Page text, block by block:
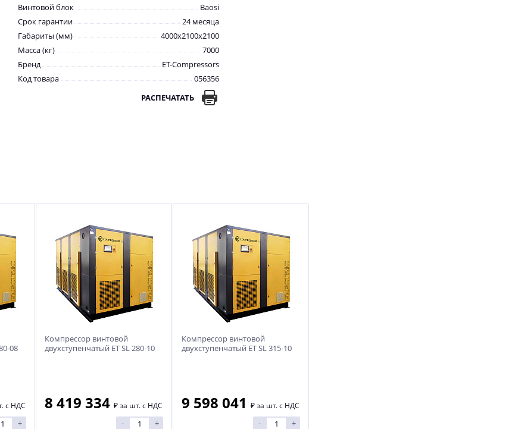
Винтовой блок
Baosi
Срок гарантии
24 месяца
Габариты (мм)
4000х2100х2100
Масса (кг)
7000
Бренд
ET-Compressors
Код товара
056356
РАСПЕЧАТАТЬ
Компрессор винтовой
двухступенчатый ET SL 315-10
9 598 041 ₽за шт. с НДС
- +
Компрессор винтовой
двухступенчатый ET SL 280-10
8 419 334 ₽за шт. с НДС
- +
08
с НДС
+